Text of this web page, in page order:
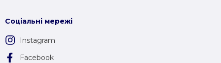
Соціальні мережі
Instagram
Facebook